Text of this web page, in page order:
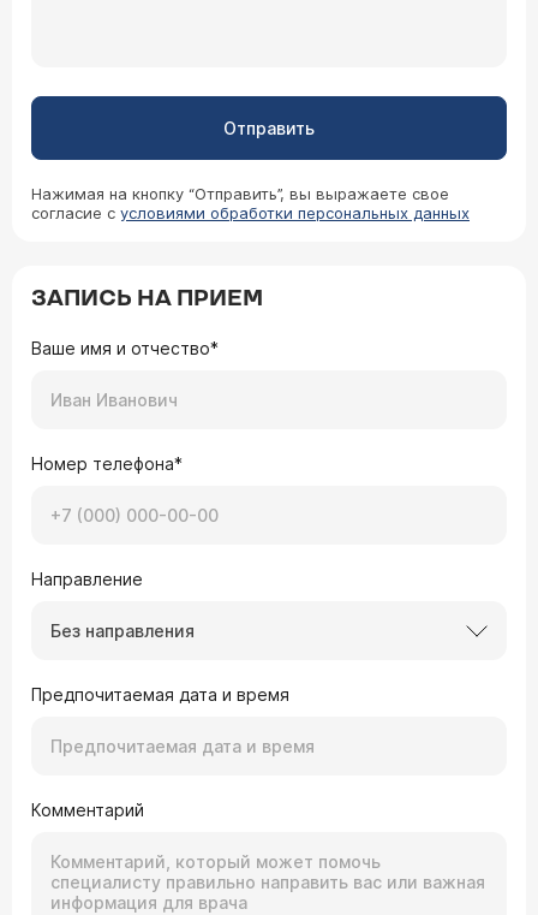
Отправить
Нажимая на кнопку “Отправить”, вы выражаете свое
согласие с условиями обработки персональных данных
ЗАПИСЬ НА ПРИЕМ
Ваше имя и отчество*
Номер телефона*
Направление
Без направления
Предпочитаемая дата и время
Комментарий